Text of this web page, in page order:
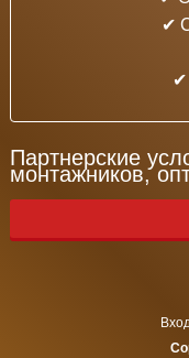
✔
✔
Партнерские
монтажников,